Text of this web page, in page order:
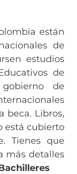
están
de
estudios
de
de
beca. Libros,
está cubierto
Tienes que
más detalles